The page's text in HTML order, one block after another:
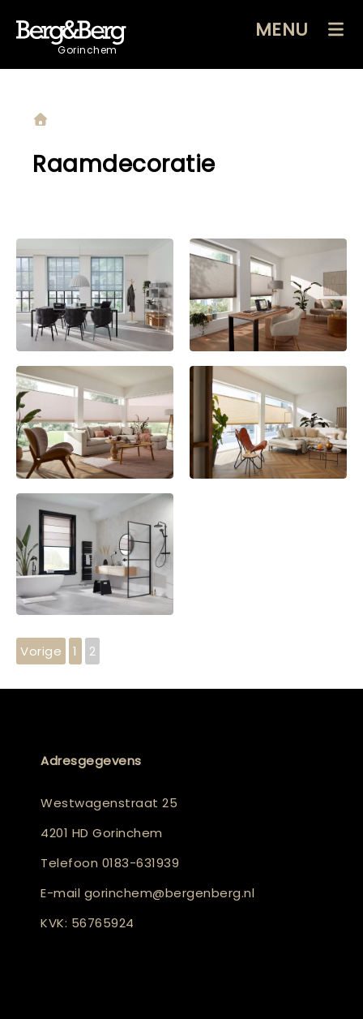
Gorinchem
MENU
Raamdecoratie
Vorige 1 2
Adresgegevens
Westwagenstraat 25
4201 HD Gorinchem
Telefoon 0183-631939
E-mail gorinchem@bergenberg.nl
KVK: 56765924